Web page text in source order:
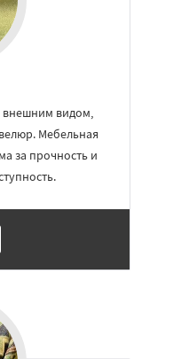
внешним видом,
Мебельная
за прочность и